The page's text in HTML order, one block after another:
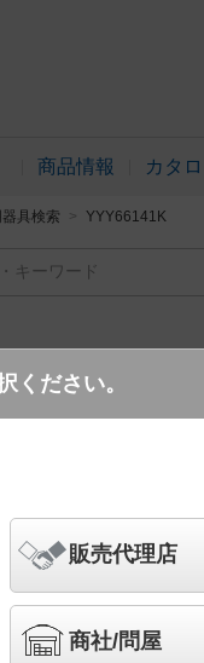
商品情報 カタ
具検索 YYY66141K
キーワード
ください。
販売代理店
商社/問屋